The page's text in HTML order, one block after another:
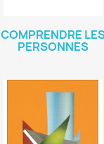
COMPRENDRE
PERSONNES